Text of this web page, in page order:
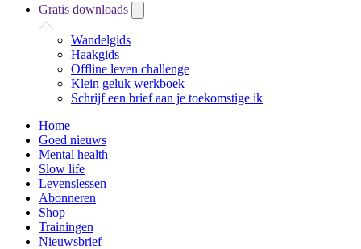
Gratis downloads
Wandelgids
Haakgids
Offline leven challenge
Klein geluk werkboek
Schrijf een brief aan je toekomstige ik
Home
Goed nieuws
Mental health
Slow life
Levenslessen
Abonneren
Shop
Trainingen
Nieuwsbrief